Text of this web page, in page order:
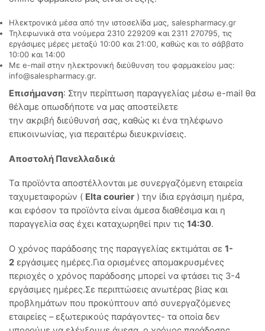
Ηλεκτρονικά μέσα από την ιστοσελίδα μας, salespharmacy.gr
Τηλεφωνικά στα νούμερα 2310 229209 και 2311 270795, τις
εργάσιμες μέρες μεταξύ 10:00 και 21:00, καθώς και το σάββατο
10:00 και 14:00
Με e-mail στην ηλεκτρονική διεύθυνση του φαρμακείου μας:
info@salespharmacy.gr.
Επισήμανση: Στην περίπτωση παραγγελίας μέσω e-mail θα
θέλαμε οπωσδήποτε να μας αποστείλετε
την ακριβή διεύθυνσή σας, καθώς κι ένα τηλέφωνο
επικοινωνίας, για περαιτέρω διευκρινίσεις.
Αποστολή Πανελλαδικά
Τα προϊόντα αποστέλλονται με συνεργαζόμενη εταιρεία
ταχυμεταφορών ( Elta courier ) την ίδια εργάσιμη ημέρα,
και εφόσον τα προϊόντα είναι άμεσα διαθέσιμα και η
παραγγελία σας έχει καταχωρηθεί πριν τις 14:30.
Ο χρόνος παράδοσης της παραγγελίας εκτιμάται σε 1-
2 εργάσιμες ημέρες.Για ορισμένες απομακρυσμένες
περιοχές ο χρόνος παράδοσης μπορεί να φτάσει τις 3-4
εργάσιμες ημέρες.Σε περιπτώσεις ανωτέρας βίας και
προβλημάτων που προκύπτουν από συνεργαζόμενες
εταιρείες – εξωτερικούς παράγοντες- τα οποία δεν